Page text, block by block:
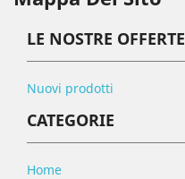
LE NOSTRE OFFERTE
Nuovi prodotti
CATEGORIE
Home